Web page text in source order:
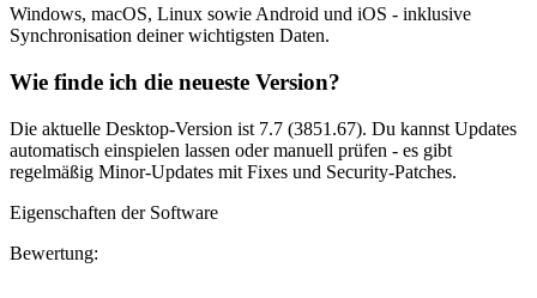
Windows, macOS, Linux sowie Android und iOS - inklusive
Synchronisation deiner wichtigsten Daten.
Wie finde ich die neueste Version?
Die aktuelle Desktop-Version ist 7.7 (3851.67). Du kannst Updates
automatisch einspielen lassen oder manuell prüfen - es gibt
regelmäßig Minor-Updates mit Fixes und Security-Patches.
Eigenschaften der Software
Bewertung: